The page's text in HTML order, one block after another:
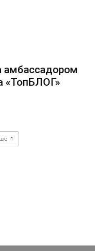
амбассадором
«ТопБЛОГ»